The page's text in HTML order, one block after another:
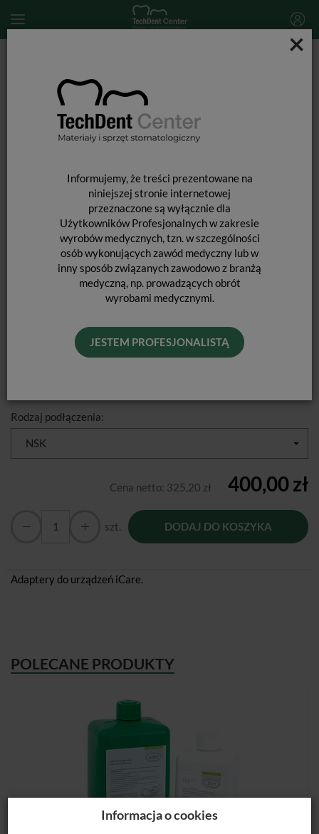
×
Informujemy, że treści prezentowane na
niniejszej stronie internetowej
przeznaczone są wyłącznie dla
Użytkowników Profesjonalnych w zakresie
wyrobów medycznych, tzn. w szczególności
osób wykonujących zawód medyczny lub w
inny sposób związanych zawodowo z branżą
medyczną, np. prowadzących obrót
wyrobami medycznymi.
JESTEM PROFESJONALISTĄ
ADAPTERY DO URZĄDZEŃ ICARE
NSK
Jest
Rodzaj podłączenia:
NSK
Cena netto: 325,20 zł 400,00 zł
szt. DODAJ DO KOSZYKA
Adaptery do urządzeń iCare.
POLECANE PRODUKTY
Informacja o cookies